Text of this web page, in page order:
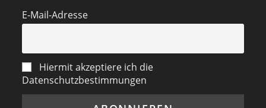
E-Mail-Adresse
Hiermit akzeptiere ich die
Datenschutzbestimmungen